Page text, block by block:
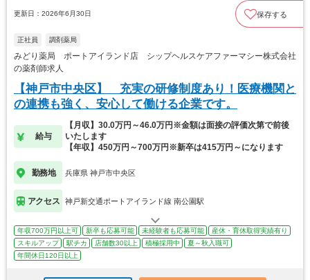
更新日：2026年6月30日 保存する
正社員 調剤薬局
みどり薬局 ポートアイランド店 シップヘルスケアファーマシー株式会社
の薬剤師求人
【神戸市中央区】 充実の研修制度あり！医療機関と
の連携も強く、安心して働ける企業です。
給与
【月収】30.0万円～46.0万円※金額は面接の評価次第で前後
いたします
【年収】450万円～700万円※新卒は415万円～になります
勤務地 兵庫県 神戸市中央区
アクセス 神戸新交通ポートアイランド線 南公園駅
年収700万円以上可 新卒も応募可能 未経験者も応募可能
産休・育休取得実績有り
スキルアップ
駅チカ 店舗数30以上 積極採用中
夏～秋入職可
年間休日120日以上